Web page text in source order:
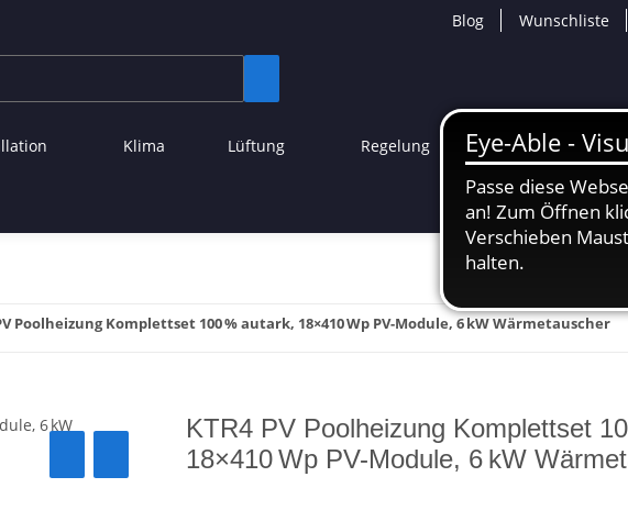
Blog Wunschliste
Klima Lüftung Regelung Solartechnik
Poolheizung Komplettset 100 % autark, 18×410 Wp PV-Module, 6 kW Wärmetauscher
KTR4 PV Poolheizung Komplettset
18×410 Wp PV-Module, 6 kW